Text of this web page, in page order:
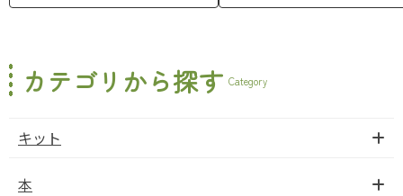
カテゴリから探す Category
キット
本